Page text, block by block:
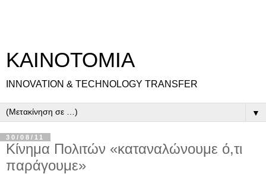
ΚΑΙΝΟΤΟΜΙΑ
INNOVATION & TECHNOLOGY TRANSFER
▼
30/08/11
Κίνημα Πολιτών «καταναλώνουμε ό,τι
παράγουμε»